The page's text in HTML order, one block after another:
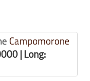
Campomorone
| Long: